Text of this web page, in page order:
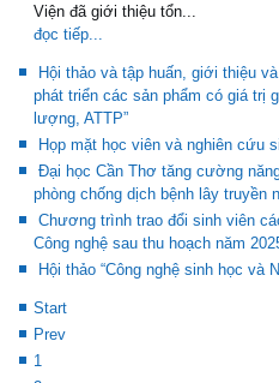
hoạt đầu khóa dành cho các tân
Viện đã giới thiệu tổn...
Hội thảo và tập huấn, giới thiệu
phát triển các sản phẩm có giá trị
lượng, ATTP”
Họp mặt học viên và nghiên cứu
Đại học Cần Thơ tăng cường
phòng chống dịch bệnh lây truyền
Chương trình trao đổi sinh viên
Công nghệ sau thu hoạch năm
Start
Prev
1